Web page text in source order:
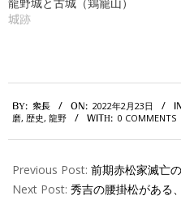
城跡
02-
BY: 衆長 ON: 2022年2月23日
磨, 歴史, 龍野 WITH: 0 COMMENTS
Previous Post: 前期赤松家滅亡
Next Post: 秀吉の腰掛松がある